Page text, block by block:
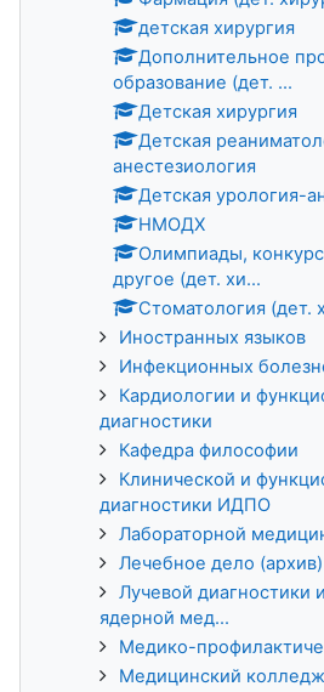
детская хирургия
Дополнительное
образование (дет. ...
Детская хирургия
Детская
анестезиология
Детская урология-
НМОДХ
Олимпиады,
другое (дет. хи...
Стоматология (дет.
Иностранных языков
Инфекционных
Кардиологии и
диагностики
Кафедра философии
Клинической и
диагностики ИДПО
Лабораторной
Лечебное дело (архив)
Лучевой диагностики
ядерной мед...
Медико-
Медицинский колледж